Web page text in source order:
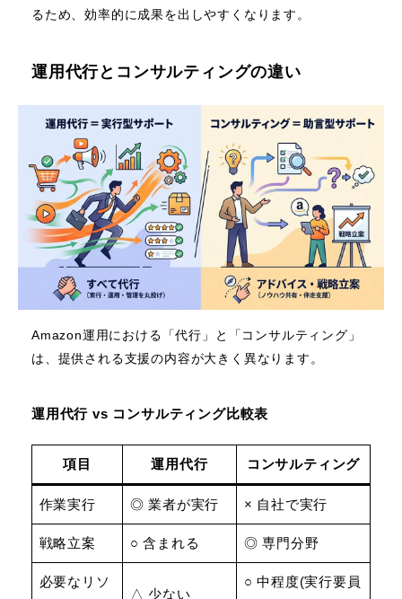
るため、効率的に成果を出しやすくなります。
運用代行とコンサルティングの違い
Amazon運用における「代行」と「コンサルティング」
は、提供される支援の内容が大きく異なります。
運用代行 vs コンサルティング比較表
項目 運用代行 コンサルティング
作業実行 ◎ 業者が実行 × 自社で実行
戦略立案 ○ 含まれる ◎ 専門分野
必要なリソ
△ 少ない
○ 中程度(実行要員